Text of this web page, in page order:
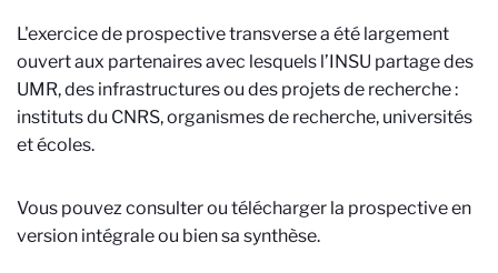
L'exercice de prospective transverse a été largement
ouvert aux partenaires avec lesquels l’INSU partage des
UMR, des infrastructures ou des projets de recherche :
instituts du CNRS, organismes de recherche, universités
et écoles.
Vous pouvez consulter ou télécharger la prospective en
version intégrale ou bien sa synthèse.